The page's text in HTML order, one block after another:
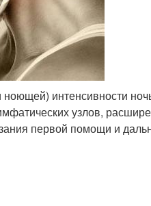
интенсивности
узлов,
первой помощи и